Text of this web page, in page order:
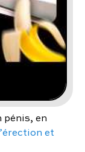
pénis, en
et